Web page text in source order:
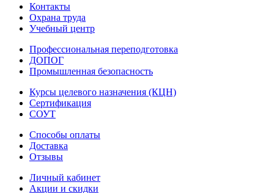
Контакты
Охрана труда
Учебный центр
Профессиональная переподготовка
ДОПОГ
Промышленная безопасность
Курсы целевого назначения (КЦН)
Сертификация
СОУТ
Способы оплаты
Доставка
Отзывы
Личный кабинет
Акции и скидки